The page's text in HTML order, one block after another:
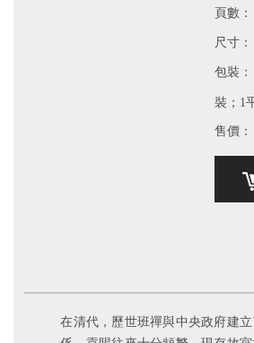
頁數：
尺寸：
包裝：
裝；1
售價：
在清代，歷世班禪與中央政府建